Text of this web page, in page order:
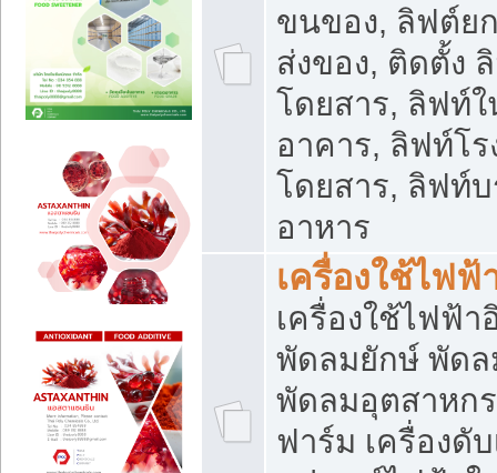
ขนของ, ลิฟต์ย
ส่งของ, ติดตั้ง
โดยสาร, ลิฟท์
อาคาร, ลิฟท์โ
โดยสาร, ลิฟท์
อาหาร
เครื่องใช้ไฟฟ้
เครื่องใช้ไฟฟ้า
พัดลมยักษ์ พัด
พัดลมอุตสาหก
ฟาร์ม เครื่องดั